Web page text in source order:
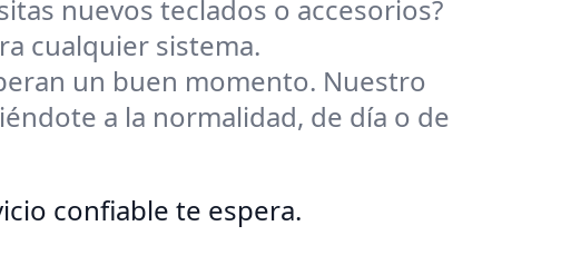
nuevos teclados o accesorios?
cualquier sistema.
un buen momento. Nuestro
a la normalidad, de día o de
confiable te espera.